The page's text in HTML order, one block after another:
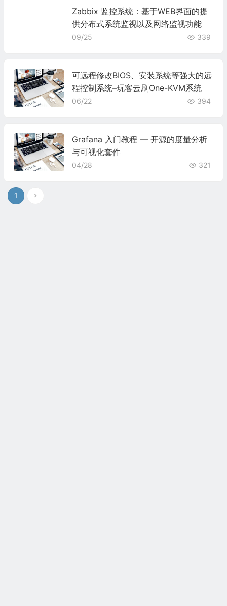
Zabbix 监控系统：基于WEB界面的提
供分布式系统监视以及网络监视功能
09/25 339
可远程修改BIOS、安装系统等强大的远
程控制系统–玩客云刷One-KVM系统
06/22 394
Grafana 入门教程 — 开源的度量分析
与可视化套件
04/28 321
1